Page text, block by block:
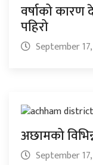
वर्षाको कारण
पहिरो
September
अछामको
September